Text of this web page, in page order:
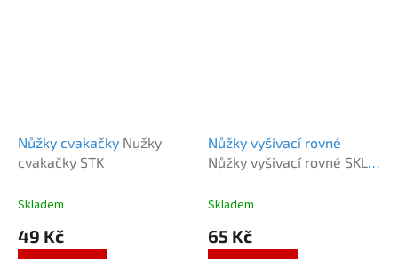
Nůžky cvakačky Nužky
cvakačky STK
Skladem
49 Kč
Nůžky vyšívací rovné
Nůžky vyšivací rovné SKL
Skladem
65 Kč